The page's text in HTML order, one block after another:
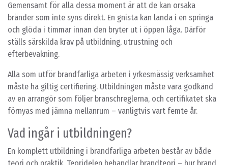
Gemensamt för alla dessa moment är att de kan orsaka
bränder som inte syns direkt. En gnista kan landa i en springa
och glöda i timmar innan den bryter ut i öppen låga. Därför
ställs särskilda krav på utbildning, utrustning och
efterbevakning.
Alla som utför brandfarliga arbeten i yrkesmässig verksamhet
måste ha giltig certifiering. Utbildningen måste vara godkänd
av en arrangör som följer branschreglerna, och certifikatet ska
förnyas med jämna mellanrum – vanligtvis vart femte år.
Vad ingår i utbildningen?
En komplett utbildning i brandfarliga arbeten består av både